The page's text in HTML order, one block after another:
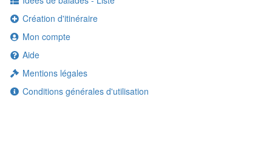
Création d'itinéraire
Mon compte
Aide
Mentions légales
Conditions générales d'utilisation